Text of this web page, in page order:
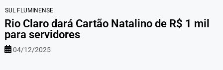
SUL FLUMINENSE
Rio Claro dará Cartão Natalino de R$ 1 mil
para servidores
04/12/2025